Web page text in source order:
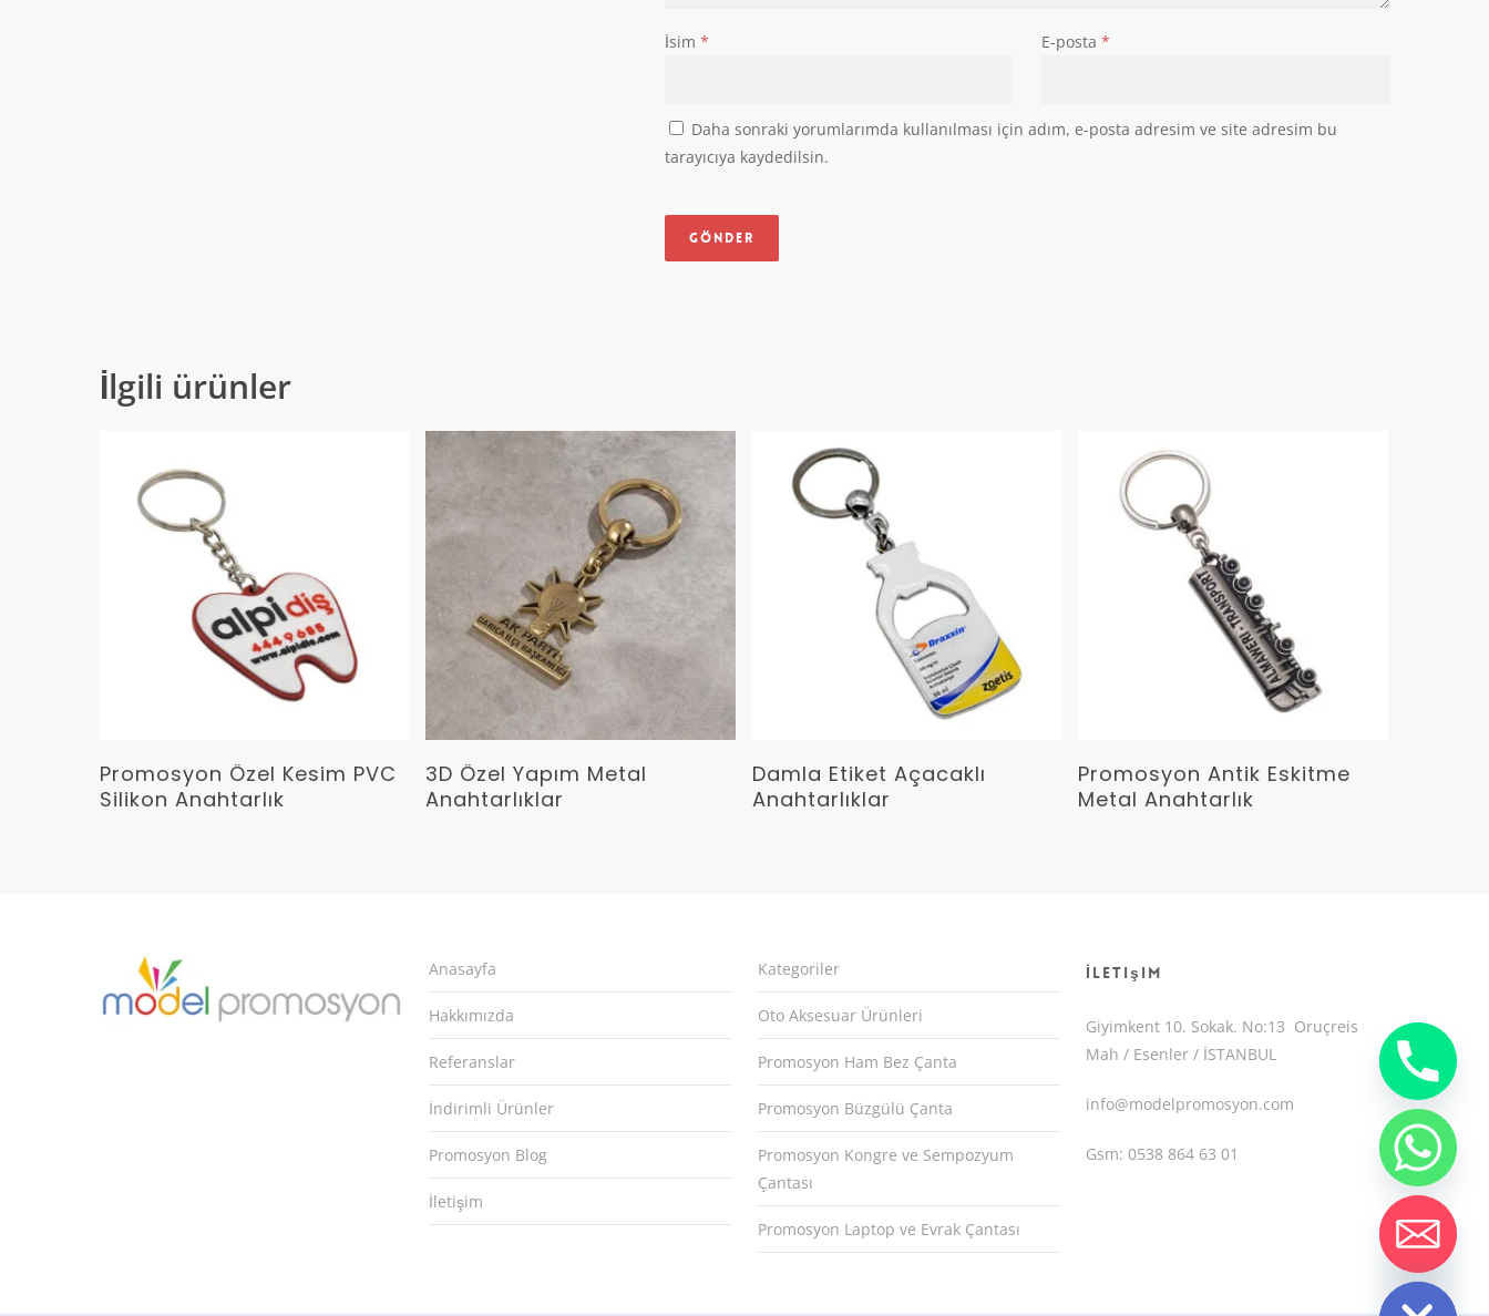
İsim * E-posta *
Daha sonraki yorumlarımda kullanılması için adım, e-posta adresim ve site adresim bu
tarayıcıya kaydedilsin.
İlgili ürünler
Devamını Oku
Promosyon Özel Kesim PVC
Silikon Anahtarlık
Devamını Oku
3D Özel Yapım Metal
Anahtarlıklar
Devamını Oku
Damla Etiket Açacaklı
Anahtarlıklar
Devamını Oku
Promosyon Antik Eskitme
Metal Anahtarlık
Anasayfa
Hakkımızda
Referanslar
İndirimli Ürünler
Promosyon Blog
İletişim
Kategoriler
Oto Aksesuar Ürünleri
Promosyon Ham Bez Çanta
Promosyon Büzgülü Çanta
Promosyon Kongre ve Sempozyum
Çantası
Promosyon Laptop ve Evrak Çantası
İletişim
Giyimkent 10. Sokak. No:13 Oruçreis
Mah / Esenler / İSTANBUL
info@modelpromosyon.com
Gsm: 0538 864 63 01
Hide
chaty